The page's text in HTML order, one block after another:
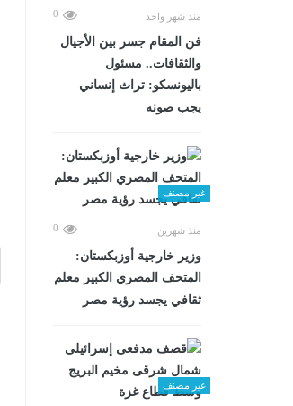
منذ شهر واحد 0
فن المقام جسر بين الأجيال
والثقافات.. مسئول
باليونسكو: تراث إنساني
يجب صونه
غير مصنف
منذ شهرين 0
وزير خارجية أوزبكستان:
المتحف المصري الكبير معلم
ثقافي يجسد رؤية مصر
غير مصنف